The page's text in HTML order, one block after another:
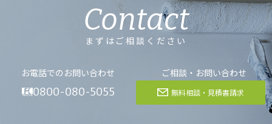
Contact
まずはご相談ください
お電話でのお問い合わせ
0800-080-5055
ご相談・お問い合わせ
無料相談・見積書請求